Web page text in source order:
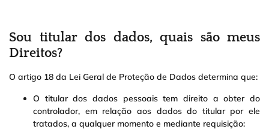
Sou titular dos dados, quais são meus
Direitos?
O artigo 18 da Lei Geral de Proteção de Dados determina que:
O titular dos dados pessoais tem direito a obter do
controlador, em relação aos dados do titular por ele
tratados, a qualquer momento e mediante requisição: